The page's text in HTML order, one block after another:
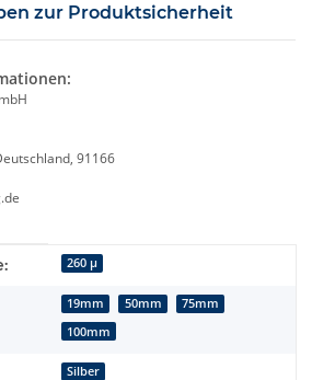
zur Produktsicherheit
91166
260 µ
19mm 50mm
75mm
100mm
Silber